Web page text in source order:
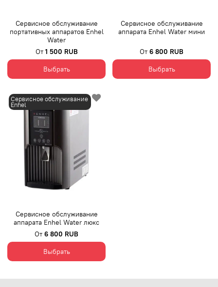
Сервисное обслуживание
портативных аппаратов Enhel
Water
От 1 500 RUB
Выбрать
Сервисное обслуживание
аппарата Enhel Water мини
От 6 800 RUB
Выбрать
Сервисное обслуживание
Enhel
Сервисное обслуживание
аппарата Enhel Water люкс
От 6 800 RUB
Выбрать